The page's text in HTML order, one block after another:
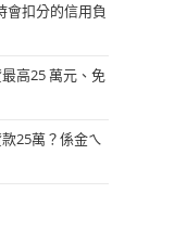
會扣分的信用負
高25 萬元、免
25萬？係金ㄟ